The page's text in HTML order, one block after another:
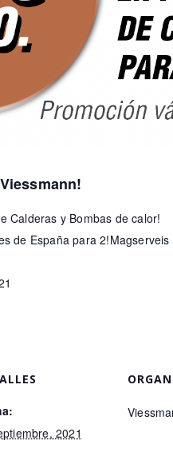
Calderas y Bombas de calor!
de España para 2!Magserveis
2021